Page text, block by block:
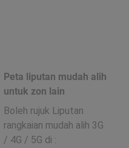
Peta liputan mudah alih
untuk zon lain
Boleh rujuk Liputan
rangkaian mudah alih 3G
/ 4G / 5G di :